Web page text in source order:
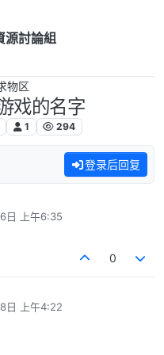
源討論組
物区
戏的名字
1 294
登录后回复
日 上午6:35
0
日 上午4:22